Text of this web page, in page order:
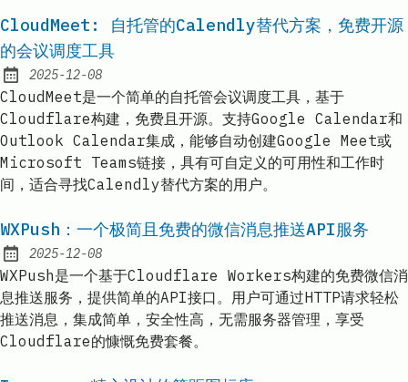
CloudMeet: 自托管的Calendly替代方案，免费开源
的会议调度工具
Published:
2025-12-08
CloudMeet是一个简单的自托管会议调度工具，基于
Cloudflare构建，免费且开源。支持Google Calendar和
Outlook Calendar集成，能够自动创建Google Meet或
Microsoft Teams链接，具有可自定义的可用性和工作时
间，适合寻找Calendly替代方案的用户。
WXPush：一个极简且免费的微信消息推送API服务
Published:
2025-12-08
WXPush是一个基于Cloudflare Workers构建的免费微信消
息推送服务，提供简单的API接口。用户可通过HTTP请求轻松
推送消息，集成简单，安全性高，无需服务器管理，享受
Cloudflare的慷慨免费套餐。